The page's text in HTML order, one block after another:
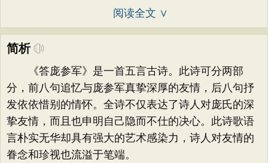
阅读全文 ∨
简析
《答庞参军》是一首五言古诗。此诗可分两部
分，前八句追忆与庞参军真挚深厚的友情，后八句抒
发依依惜别的情怀。全诗不仅表达了诗人对庞氏的深
挚友情，而且也申明自己隐而不仕的决心。此诗歌语
言朴实无华却具有强大的艺术感染力，诗人对友情的
眷念和珍视也流溢于笔端。